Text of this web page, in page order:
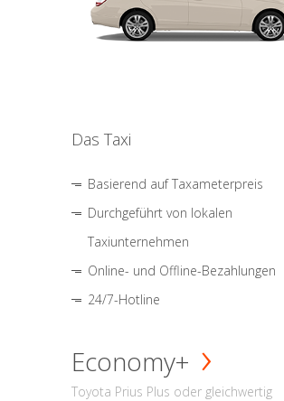
Das Taxi
Basierend auf Taxameterpreis
Durchgeführt von lokalen
Taxiunternehmen
Online- und Offline-Bezahlungen
24/7-Hotline
Economy+
Toyota Prius Plus oder gleichwertig